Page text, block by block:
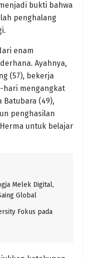
bukti bahwa
penghalang
enam
Ayahnya,
(57), bekerja
hari mengangkat
Batubara (49),
penghasilan
untuk belajar
Melek Digital,
Global
Fokus pada